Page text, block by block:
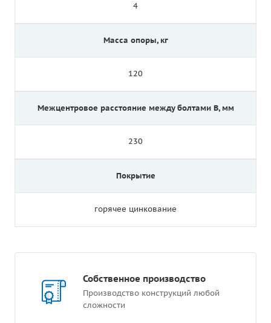
4
Масса опоры, кг
120
Межцентровое расстояние между болтами B, мм
230
Покрытие
горячее цинкование
Собственное производство
Производство конструкций любой
сложности